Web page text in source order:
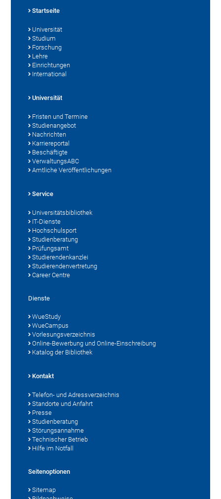
Startseite
Universität
Studium
Forschung
Lehre
Einrichtungen
International
Universität
Fristen und Termine
Studienangebot
Nachrichten
Karriereportal
Beschäftigte
VerwaltungsABC
Amtliche Veröffentlichungen
Service
Universitätsbibliothek
IT-Dienste
Hochschulsport
Studienberatung
Prüfungsamt
Studierendenkanzlei
Studierendenvertretung
Career Centre
Dienste
WueStudy
WueCampus
Vorlesungsverzeichnis
Online-Bewerbung und Online-Einschreibung
Katalog der Bibliothek
Kontakt
Telefon- und Adressverzeichnis
Standorte und Anfahrt
Presse
Studienberatung
Störungsannahme
Technischer Betrieb
Hilfe im Notfall
Seitenoptionen
Sitemap